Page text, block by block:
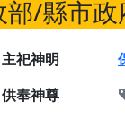
渡法會，誠摯
山母娘聖誕暨
恩法會，這場法
部/縣市
主祀神明
供奉神尊